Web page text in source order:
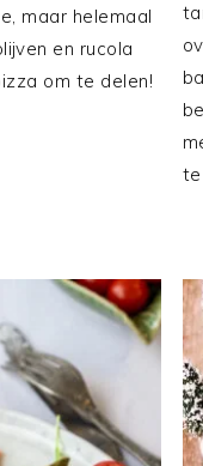
maar helemaal
en rucola
om te delen!